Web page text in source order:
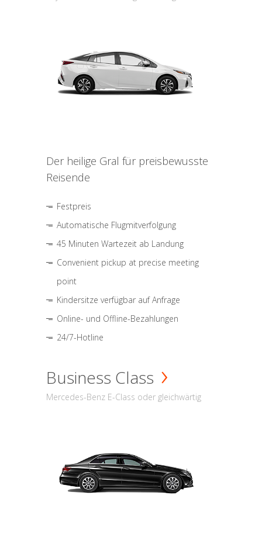
Der heilige Gral für preisbewusste
Reisende
Festpreis
Automatische Flugmitverfolgung
45 Minuten Wartezeit ab Landung
Convenient pickup at precise meeting
point
Kindersitze verfügbar auf Anfrage
Online- und Offline-Bezahlungen
24/7-Hotline
Business Class
Mercedes-Benz E-Class oder gleichwärtig